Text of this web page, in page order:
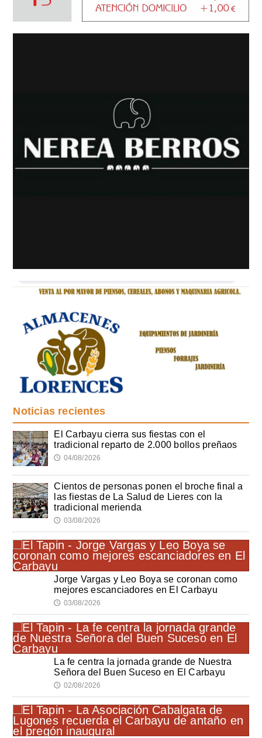
Noticias recientes
El Carbayu cierra sus fiestas con el
tradicional reparto de 2.000 bollos preñaos
🕔 04/08/2026
Cientos de personas ponen el broche final a
las fiestas de La Salud de Lieres con la
tradicional merienda
🕔 03/08/2026
Jorge Vargas y Leo Boya se coronan como
mejores escanciadores en El Carbayu
🕔 03/08/2026
La fe centra la jornada grande de Nuestra
Señora del Buen Suceso en El Carbayu
🕔 02/08/2026